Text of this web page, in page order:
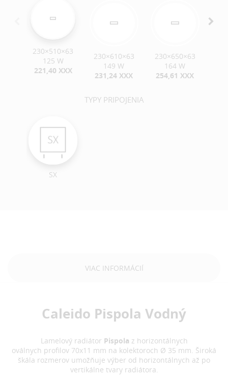
230×510×63
125 W
221,40 XXX
230×610×63
149 W
231,24 XXX
230×650×63
164 W
254,61 XXX
TYPY PRIPOJENIA
SX
VIAC INFORMÁCIÍ
Caleido Pispola Vodný
Lamelový radiátor Pispola z horizontálnych
oválnych profilov 70x11 mm na kolektoroch Ø 35 mm. Široká
škála rozmerov umožňuje výber od horizontálnych až po
vertikálne tvary radiátora.